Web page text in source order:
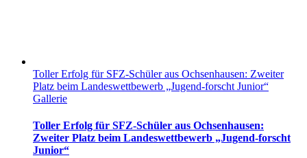
Toller Erfolg für SFZ-Schüler aus Ochsenhausen: Zweiter
Platz beim Landeswettbewerb „Jugend-forscht Junior“
Gallerie
Toller Erfolg für SFZ-Schüler aus Ochsenhausen:
Zweiter Platz beim Landeswettbewerb „Jugend-forscht
Junior“